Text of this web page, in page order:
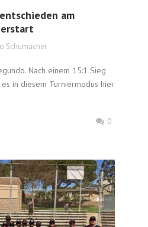
am
Schumacher
Nach einem 15:1 Sieg
in diesem Turniermodus hier
0